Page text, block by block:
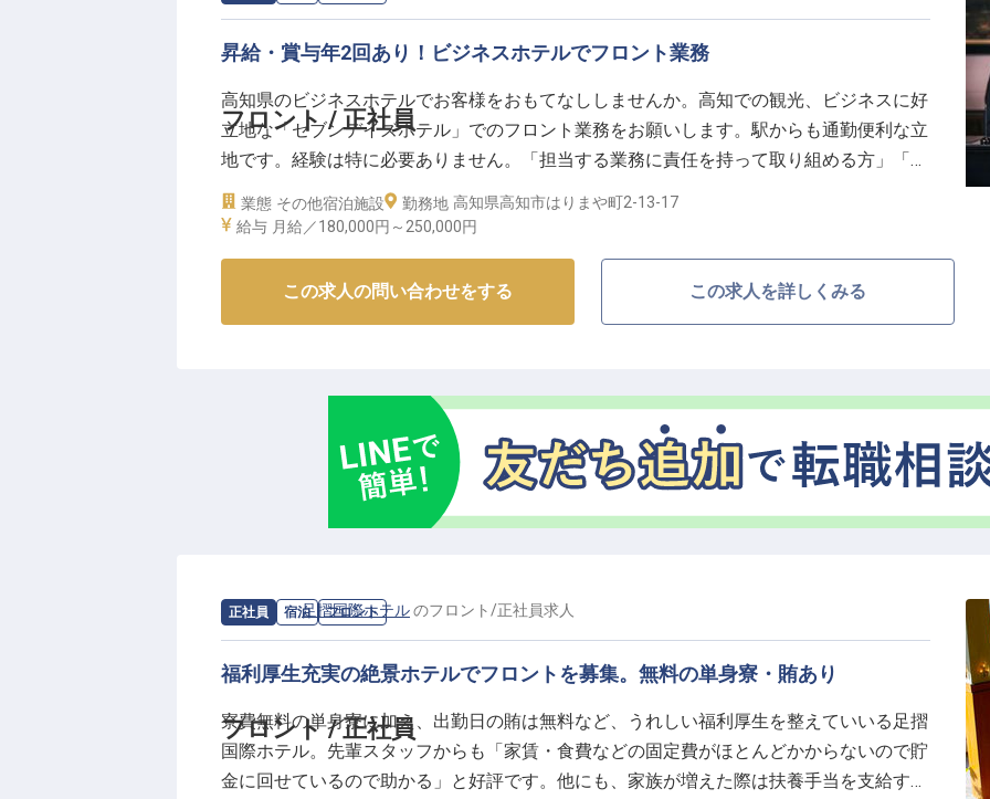
フロント / 正社員
昇給・賞与年2回あり！ビジネスホテルでフロント業務
高知県のビジネスホテルでお客様をおもてなししませんか。高知での観光、ビジネスに好
立地な「セブンデイズホテル」でのフロント業務をお願いします。駅からも通勤便利な立
地です。経験は特に必要ありません。「担当する業務に責任を持って取り組める方」「自
ら仕事を考えて動ける方」にはピッタリのお仕事です。昇給や賞与が年2回あるので、自
分の頑張りをきちんと評価してもらえる環境で働くことができます。※この求人は2021年
業態 その他宿泊施設 勤務地 高知県高知市はりまや町2-13-17
給与 月給／180,000円～ 250,000円
この求人の問い合わせをする この求人を詳しくみる
正社員 宿泊 フロント
フロント / 正社員
求人情報：足摺国際ホテルのフロント /正社員求人
福利厚生充実の絶景ホテルでフロントを募集。無料の単身寮・賄あり
寮費無料の単身寮に加え、出勤日の賄は無料など、うれしい福利厚生を整えていいる足摺
国際ホテル。先輩スタッフからも「家賃・食費などの固定費がほとんどかからないので貯
金に回せているので助かる」と好評です。他にも、家族が増えた際は扶養手当を支給する